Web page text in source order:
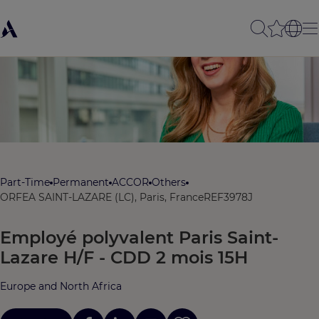
Part-Time Permanent ACCOR Others
ORFEA SAINT-LAZARE (LC), Paris, FranceREF3978J
Employé polyvalent Paris Saint-
Lazare H/F - CDD 2 mois 15H
Europe and North Africa